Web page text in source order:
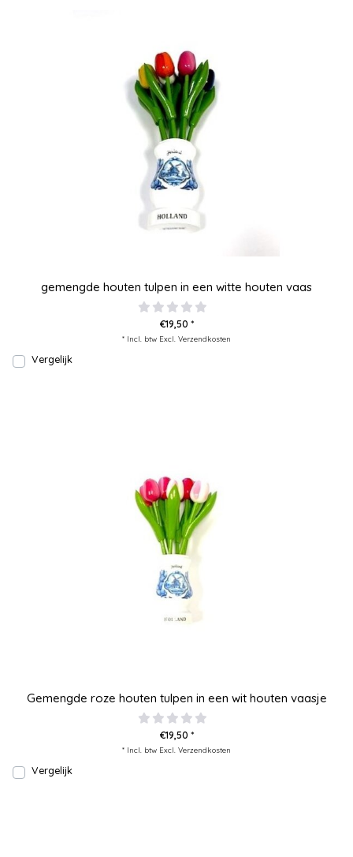
gemengde houten tulpen in een witte houten vaas
€19,50 *
* Incl. btw Excl. Verzendkosten
Vergelijk
Gemengde roze houten tulpen in een wit houten vaasje
€19,50 *
* Incl. btw Excl. Verzendkosten
Vergelijk